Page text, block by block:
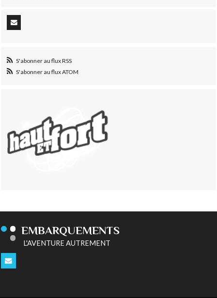
S'abonner au flux RSS
S'abonner au flux ATOM
EMBARQUEMENTS
L'AVENTURE AUTREMENT